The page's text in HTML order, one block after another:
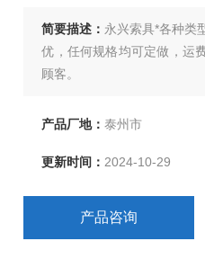
简要描述： 永兴索具*各种类
优，任何规格均可定做，运
顾客。
产品厂地：泰州市
更新时间：2024-10-29
产品咨询